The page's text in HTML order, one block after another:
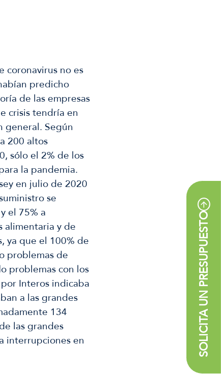
SOLICITA UN PRESUPUESTO
coronavirus no es
predicho
de las empresas
crisis tendría en
general. Según
200 altos
sólo el 2% de los
la pandemia.
en julio de 2020
se
el 75% a
alimentaria y de
ya que el 100% de
problemas de
problemas con los
Interos indicaba
a las grandes
134
las grandes
interrupciones en